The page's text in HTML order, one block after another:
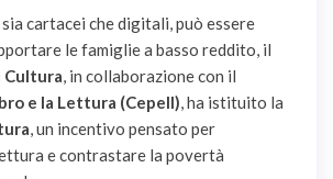
cartacei che digitali, può essere
le famiglie a basso reddito, il
Cultura, in collaborazione con il
e la Lettura (Cepell), ha istituito la
, un incentivo pensato per
e contrastare la povertà